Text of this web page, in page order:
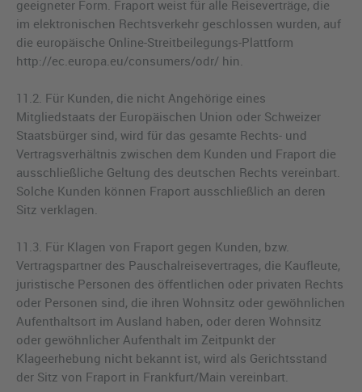
geeigneter Form. Fraport weist für alle Reiseverträge, die
im elektronischen Rechtsverkehr geschlossen wurden, auf
die europäische Online-Streitbeilegungs-Plattform
http://ec.europa.eu/consumers/odr/ hin.
11.2. Für Kunden, die nicht Angehörige eines
Mitgliedstaats der Europäischen Union oder Schweizer
Staatsbürger sind, wird für das gesamte Rechts- und
Vertragsverhältnis zwischen dem Kunden und Fraport die
ausschließliche Geltung des deutschen Rechts vereinbart.
Solche Kunden können Fraport ausschließlich an deren
Sitz verklagen.
11.3. Für Klagen von Fraport gegen Kunden, bzw.
Vertragspartner des Pauschalreisevertrages, die Kaufleute,
juristische Personen des öffentlichen oder privaten Rechts
oder Personen sind, die ihren Wohnsitz oder gewöhnlichen
Aufenthaltsort im Ausland haben, oder deren Wohnsitz
oder gewöhnlicher Aufenthalt im Zeitpunkt der
Klageerhebung nicht bekannt ist, wird als Gerichtsstand
der Sitz von Fraport in Frankfurt/Main vereinbart.